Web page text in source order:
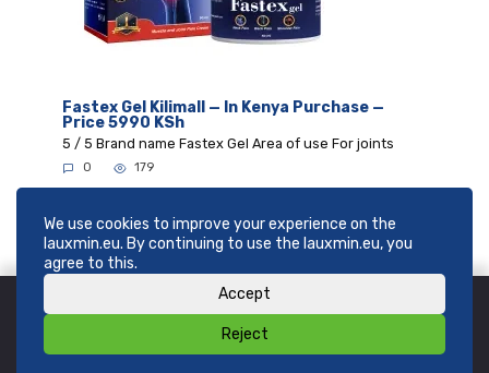
We use cookies to improve your experience on the
lauxmin.eu. By continuing to use the lauxmin.eu, you
agree to this.
Accept
Reject
Fastex Gel Kilimall — In Kenya Purchase —
Price 5990 KSh
5 / 5 Brand name Fastex Gel Area of use For joints
0 179